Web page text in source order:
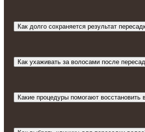
Как долго сохраняется результат
Как ухаживать за волосами после
Какие процедуры помогают восстановить